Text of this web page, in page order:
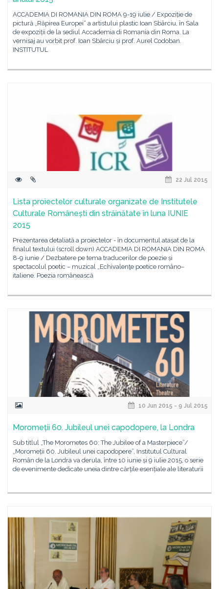
ACCADEMIA DI ROMANIA DIN ROMA 9-19 iulie / Expoziție de
pictură „Răpirea Europei“ a artistului plastic Ioan Sbârciu, în Sala
de expoziții de la sediul Accademia di Romania din Roma. La
vernisaj au vorbit prof. Ioan Sbârciu și prof. Aurel Codoban.
INSTITUTUL
22 Jul 2015
Lista proiectelor culturale organizate de Institutele
Culturale Românești din străinătate în luna IUNIE
2015
Prezentarea detaliată a proiectelor - în documentul atașat de la
finalul textului (scroll down) ACCADEMIA DI ROMANIA DIN ROMA
8-9 iunie / Dezbatere pe tema traducerilor de poezie și
spectacolul poetic – muzical „Echivalenţe poetice româno–
italiene. Poezia românească
10 Jun 2015 - 9 Jul 2015
Moromeții 60. Jubileul unei capodopere, la Londra
Sub titlul „The Morometes 60: The Jubilee of a Masterpiece”/
„Moromeții 60. Jubileul unei capodopere”, Institutul Cultural
Român de la Londra va derula, între 10 iunie și 9 iulie 2015, o serie
de evenimente dedicate uneia dintre cărțile esențiale ale literaturii